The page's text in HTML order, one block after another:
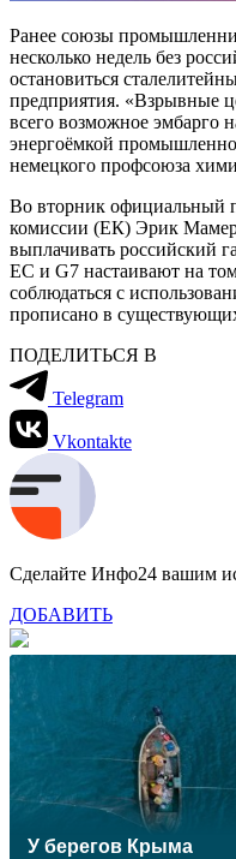
Ранее союзы
несколько недель без
остановиться
предприятия. «Взрывные
всего возможное эмбарго
энергоёмкой
немецкого профсоюза
Во вторник официальный
комиссии (ЕК) Эрик
выплачивать российский
ЕС и G7 настаивают на
соблюдаться с
прописано в
ПОДЕЛИТЬСЯ В
Telegram
Vkontakte
Сделайте Инфо24 вашим
ДОБАВИТЬ
У берегов Крыма